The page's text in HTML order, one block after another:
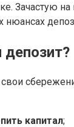
Зачастую
нюансах
свои
капитал;